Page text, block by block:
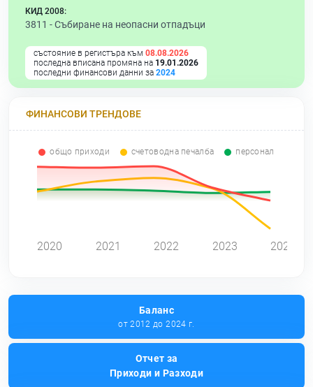
КИД 2008:
3811 -Събиране на неопасни отпадъци
състояние в регистъра към 08.08.2026
последна вписана промяна на 19.01.2026
последни финансови данни за 2024
ФИНАНСОВИ ТРЕНДОВЕ
общо приходи счетоводна печалба персонал
2020 2021 2022 2023 2024
Баланс
от 2012 до 2024 г.
Отчет за
Приходи и Разходи